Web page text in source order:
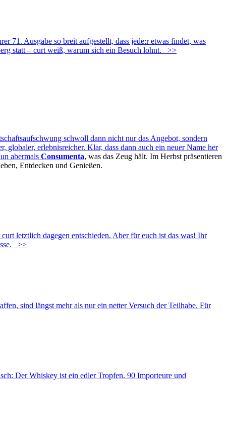
71. Ausgabe so breit aufgestellt, dass jede:r etwas findet, was
statt – curt weiß, warum sich ein Besuch lohnt.
>>
schwoll dann nicht nur das Angebot, sondern
erlebnisreicher. Klar, dass dann auch ein neuer Name her
abermals Consumenta, was das Zeug hält. Im Herbst präsentieren
Entdecken und Genießen.
letztlich dagegen entschieden. Aber für euch ist das was! Ihr
>>
sind längst mehr als nur ein netter Versuch der Teilhabe. Für
Der Whiskey ist ein edler Tropfen. 90 Importeure und